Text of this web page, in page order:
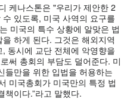
케나스톤은 "우리가 제안한 2
있도록, 미국 사역의 요구를
미국의 특수 상황에 알맞은 법
하게 된다. 그것은 해외지역
동시에 교단 전체에 악영향을
써 총회의 부담도 덜어준다. 미
들만을 위한 입법을 허용하는
미국총회가 미국만의 특정 법
책이다.”라고 말했다.